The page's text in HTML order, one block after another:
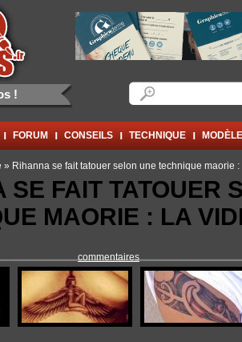
!
FORUM CONSEILS TECHNIQUE
» Rihanna se fait tatouer selon une technique maorie
SE FAIT TATOUER
MAORIE : LA
commentaires